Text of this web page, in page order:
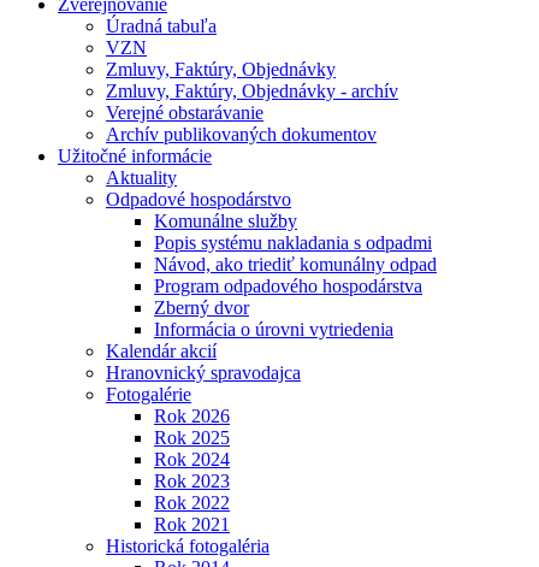
Zverejňovanie
Úradná tabuľa
VZN
Zmluvy, Faktúry, Objednávky
Zmluvy, Faktúry, Objednávky - archív
Verejné obstarávanie
Archív publikovaných dokumentov
Užitočné informácie
Aktuality
Odpadové hospodárstvo
Komunálne služby
Popis systému nakladania s odpadmi
Návod, ako triediť komunálny odpad
Program odpadového hospodárstva
Zberný dvor
Informácia o úrovni vytriedenia
Kalendár akcií
Hranovnický spravodajca
Fotogalérie
Rok 2026
Rok 2025
Rok 2024
Rok 2023
Rok 2022
Rok 2021
Historická fotogaléria